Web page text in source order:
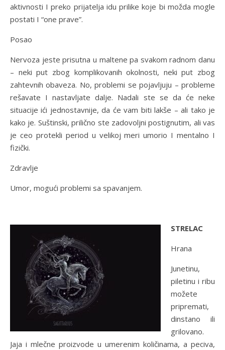
aktivnosti I preko prijatelja idu prilike koje bi možda mogle
postati I “one prave”.
Posao
Nervoza jeste prisutna u maltene pa svakom radnom danu
– neki put zbog komplikovanih okolnosti, neki put zbog
zahtevnih obaveza. No, problemi se pojavljuju – probleme
rešavate I nastavljate dalje. Nadali ste se da će neke
situacije ići jednostavnije, da će vam biti lakše – ali tako je
kako je. Suštinski, prilično ste zadovoljni postignutim, ali vas
je ceo protekli period u velikoj meri umorio I mentalno I
fizički.
Zdravlje
Umor, mogući problemi sa spavanjem.
STRELAC
Hrana
Junetinu,
piletinu i ribu
možete
pripremati,
dinstano ili
grilovano.
Jaja i mlečne proizvode u umerenim količinama, a peciva,